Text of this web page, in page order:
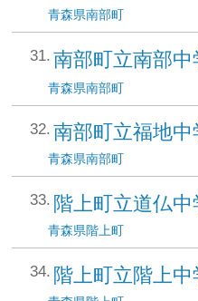
青森県南部町
南部町立南部中
青森県南部町
南部町立福地中
青森県南部町
階上町立道仏中
青森県階上町
階上町立階上中